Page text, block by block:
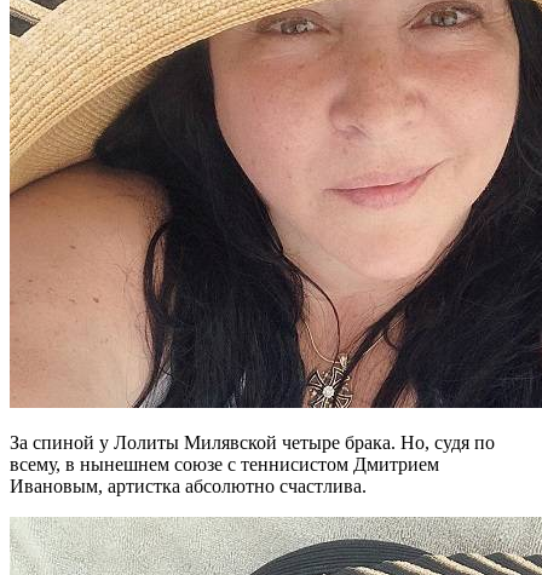
За спиной у Лолиты Милявской четыре брака. Но, судя по
всему, в нынешнем союзе с теннисистом Дмитрием
Ивановым, артистка абсолютно счастлива.